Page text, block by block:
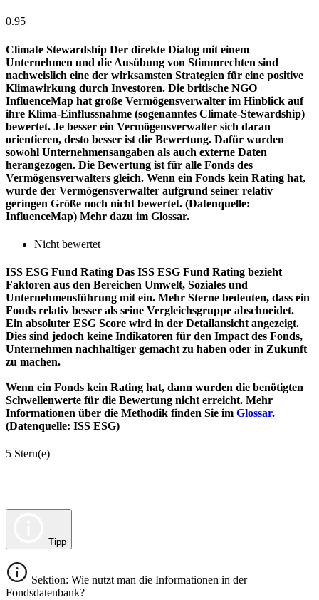
0.95
Climate Stewardship Der direkte Dialog mit einem
Unternehmen und die Ausübung von Stimmrechten sind
nachweislich eine der wirksamsten Strategien für eine positive
Klimawirkung durch Investoren. Die britische NGO
InfluenceMap hat große Vermögensverwalter im Hinblick auf
ihre Klima-Einflussnahme (sogenanntes Climate-Stewardship)
bewertet. Je besser ein Vermögensverwalter sich daran
orientieren, desto besser ist die Bewertung. Dafür wurden
sowohl Unternehmensangaben als auch externe Daten
herangezogen. Die Bewertung ist für alle Fonds des
Vermögensverwalters gleich. Wenn ein Fonds kein Rating hat,
wurde der Vermögensverwalter aufgrund seiner relativ
geringen Größe noch nicht bewertet. (Datenquelle:
InfluenceMap) Mehr dazu im Glossar.
Nicht bewertet
ISS ESG Fund Rating Das ISS ESG Fund Rating bezieht
Faktoren aus den Bereichen Umwelt, Soziales und
Unternehmensführung mit ein. Mehr Sterne bedeuten, dass ein
Fonds relativ besser als seine Vergleichsgruppe abschneidet.
Ein absoluter ESG Score wird in der Detailansicht angezeigt.
Dies sind jedoch keine Indikatoren für den Impact des Fonds,
Unternehmen nachhaltiger gemacht zu haben oder in Zukunft
zu machen.
Wenn ein Fonds kein Rating hat, dann wurden die benötigten
Schwellenwerte für die Bewertung nicht erreicht. Mehr
Informationen über die Methodik finden Sie im Glossar.
(Datenquelle: ISS ESG)
5 Stern(e)
Tipp
Sektion: Wie nutzt man die Informationen in der
Fondsdatenbank?